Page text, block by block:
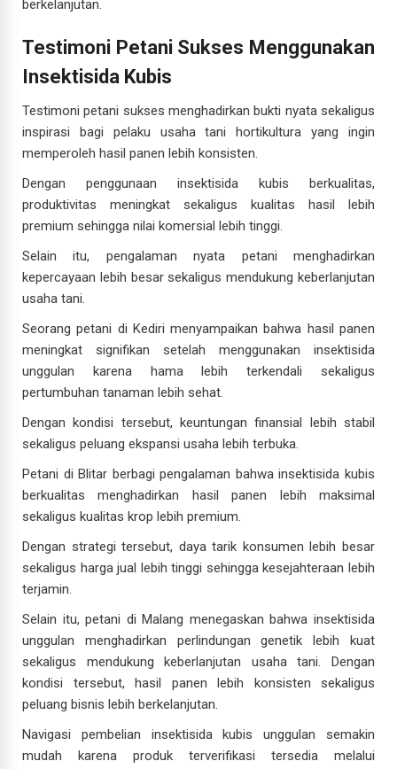
berkelanjutan.
Testimoni Petani Sukses Menggunakan
Insektisida Kubis
Testimoni petani sukses menghadirkan bukti nyata sekaligus
inspirasi bagi pelaku usaha tani hortikultura yang ingin
memperoleh hasil panen lebih konsisten.
Dengan penggunaan insektisida kubis berkualitas,
produktivitas meningkat sekaligus kualitas hasil lebih
premium sehingga nilai komersial lebih tinggi.
Selain itu, pengalaman nyata petani menghadirkan
kepercayaan lebih besar sekaligus mendukung keberlanjutan
usaha tani.
Seorang petani di Kediri menyampaikan bahwa hasil panen
meningkat signifikan setelah menggunakan insektisida
unggulan karena hama lebih terkendali sekaligus
pertumbuhan tanaman lebih sehat.
Dengan kondisi tersebut, keuntungan finansial lebih stabil
sekaligus peluang ekspansi usaha lebih terbuka.
Petani di Blitar berbagi pengalaman bahwa insektisida kubis
berkualitas menghadirkan hasil panen lebih maksimal
sekaligus kualitas krop lebih premium.
Dengan strategi tersebut, daya tarik konsumen lebih besar
sekaligus harga jual lebih tinggi sehingga kesejahteraan lebih
terjamin.
Selain itu, petani di Malang menegaskan bahwa insektisida
unggulan menghadirkan perlindungan genetik lebih kuat
sekaligus mendukung keberlanjutan usaha tani. Dengan
kondisi tersebut, hasil panen lebih konsisten sekaligus
peluang bisnis lebih berkelanjutan.
Navigasi pembelian insektisida kubis unggulan semakin
mudah karena produk terverifikasi tersedia melalui